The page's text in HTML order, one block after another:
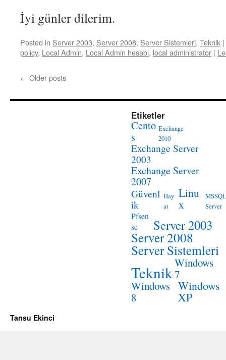
İyi günler dilerim.
Posted in Server 2003, Server 2008, Server Sistemleri, Teknik |
policy, Local Admin, Local Admin hesabı, local administrator |
← Older posts
Etiketler
Cento
s
Exchange
2010
Exchange Server
2003
Exchange Server
2007
Güvenl
ik
Hay
at
Linu
x
MSSQL
Server
Pfsen
se
Server 2003
Server 2008
Server Sistemleri
TeknikWindows
7
Windows
8
Windows
XP
Tansu Ekinci